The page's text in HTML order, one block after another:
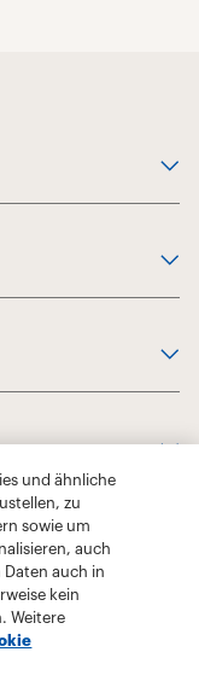
und ähnliche
zu
sowie um
auch
auch in
kein
Weitere